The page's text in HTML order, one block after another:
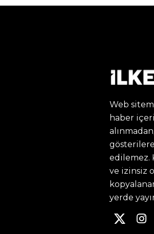
Web
haber
edilemez.
ve izinsiz
yerde